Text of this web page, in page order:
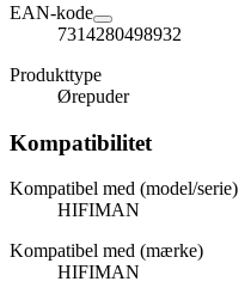
EAN-kode
7314280498932
Produkttype
Ørepuder
Kompatibilitet
Kompatibel med (model/serie)
HIFIMAN
Kompatibel med (mærke)
HIFIMAN